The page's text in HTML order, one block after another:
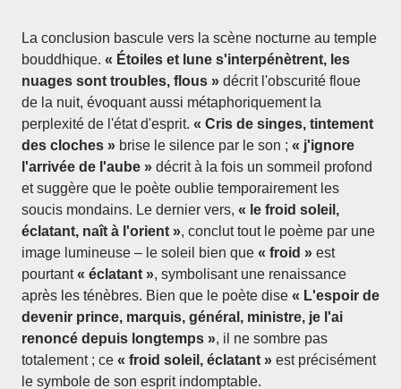
La conclusion bascule vers la scène nocturne au temple
bouddhique. « Étoiles et lune s'interpénètrent, les
nuages sont troubles, flous » décrit l'obscurité floue
de la nuit, évoquant aussi métaphoriquement la
perplexité de l'état d'esprit. « Cris de singes, tintement
des cloches » brise le silence par le son ; « j'ignore
l'arrivée de l'aube » décrit à la fois un sommeil profond
et suggère que le poète oublie temporairement les
soucis mondains. Le dernier vers, « le froid soleil,
éclatant, naît à l'orient », conclut tout le poème par une
image lumineuse – le soleil bien que « froid » est
pourtant« éclatant », symbolisant une renaissance
après les ténèbres. Bien que le poète dise « L'espoir de
devenir prince, marquis, général, ministre, je l'ai
renoncé depuis longtemps », il ne sombre pas
totalement ; ce « froid soleil, éclatant » est précisément
le symbole de son esprit indomptable.